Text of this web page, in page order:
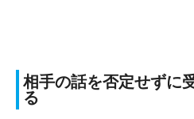
相手の話を否定せずに
る